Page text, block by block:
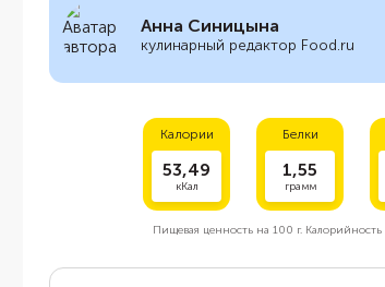
Анна Синицына
кулинарный редактор Food.ru
Калории
53,49
кКал
Белки
1,55
грамм
Пищевая ценность на 100 г.Калорийность